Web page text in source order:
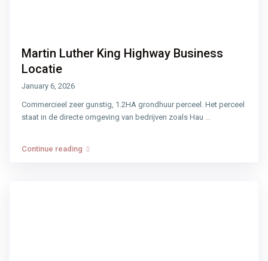
Martin Luther King Highway Business
Locatie
January 6, 2026
Commercieel zeer gunstig, 1.2HA grondhuur perceel. Het perceel
staat in de directe omgeving van bedrijven zoals Hau ...
Continue reading